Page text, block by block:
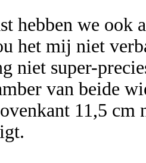
hebben we ook
het mij niet
niet super-
van beide
11,5 cm